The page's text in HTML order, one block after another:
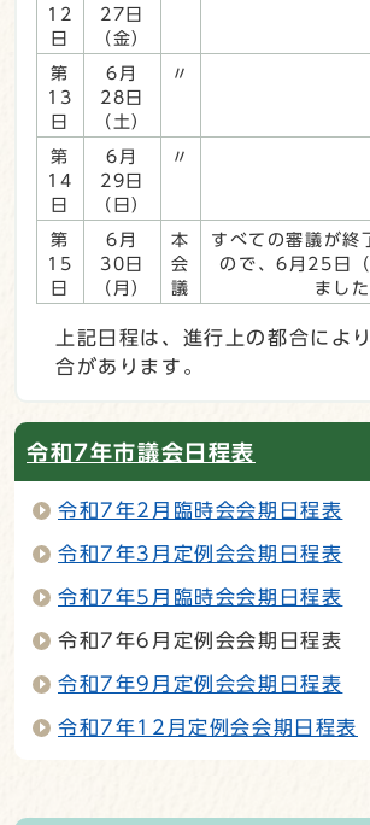
12
日
27日
（金）
第
13
日
6月
28日
（土）
〃
第
14
日
6月
29日
（日）
〃
第
15
日
6月
30日
（月）
本
会
議
すべての審議が終
ので、6月25日
ました
上記日程は、進行上の都合によ
合があります。
令和7年市議会日程表
令和7年2月臨時会会期日程表
令和7年3月定例会会期日程表
令和7年5月臨時会会期日程表
令和7年6月定例会会期日程表
令和7年9月定例会会期日程表
令和7年12月定例会会期日程表